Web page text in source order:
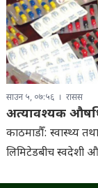
साउन ५, ०७:५६ रासस
अत्यावश्यक
काठमाडौँ: स्वास्थ्य
लिमिटेडबीच स्वदेशी